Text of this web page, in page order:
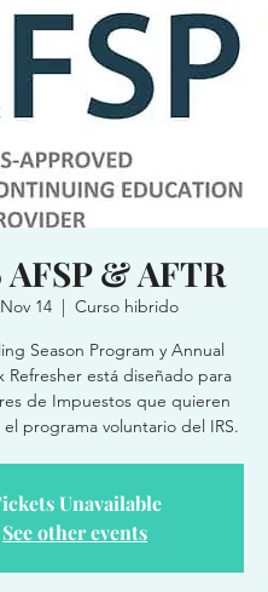
& AFTR
14
  |
Curso hibrido
Season Program y Annual
Refresher está diseñado para
de Impuestos que quieren
programa voluntario del IRS.
Unavailable
See other events